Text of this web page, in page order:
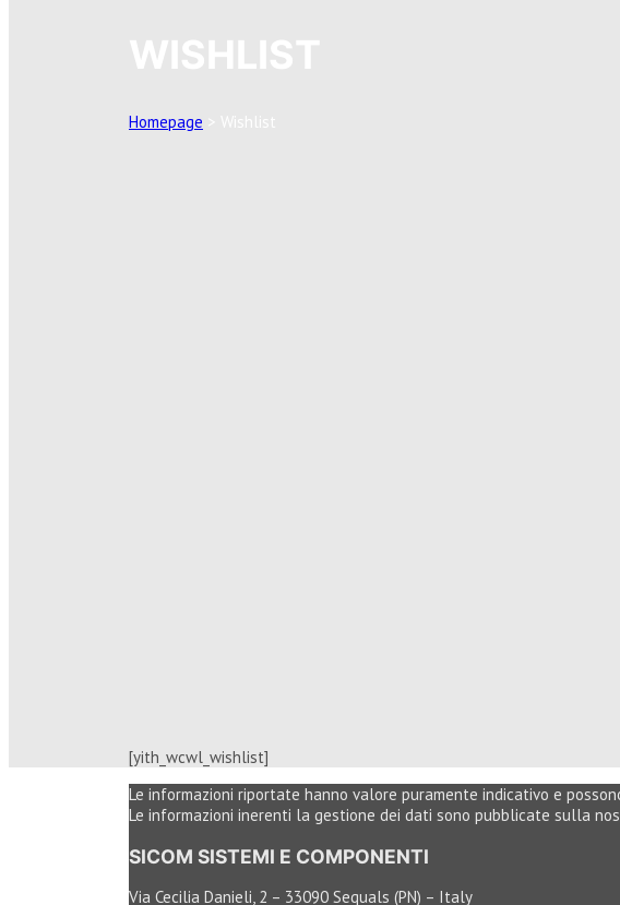
Homepage
[yith_wcwl_wishlist]
Le informazioni riportate hanno valore puramente indicativo e
Le informazioni inerenti la gestione dei dati sono pubblicate sulla
SICOM SISTEMI E COMPONENTI
Via Cecilia Danieli, 2 – 33090 Sequals (PN) – Italy